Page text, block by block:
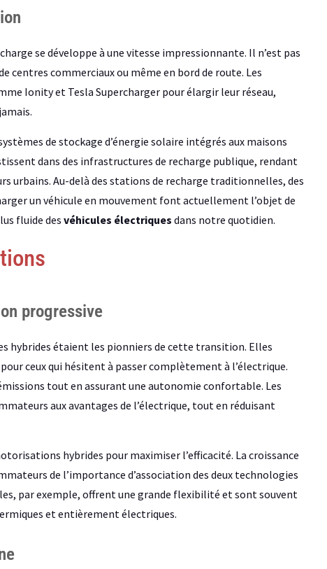
se développe à une vitesse impressionnante. Il n’est pas
centres commerciaux ou même en bord de route. Les
Ionity et Tesla Supercharger pour élargir leur réseau,
de stockage d’énergie solaire intégrés aux maisons
dans des infrastructures de recharge publique, rendant
urbains. Au-delà des stations de recharge traditionnelles, des
un véhicule en mouvement font actuellement l’objet de
fluide desvéhicules électriques dans notre quotidien.
progressive
hybrides étaient les pionniers de cette transition. Elles
ceux qui hésitent à passer complètement à l’électrique.
tout en assurant une autonomie confortable. Les
aux avantages de l’électrique, tout en réduisant
hybrides pour maximiser l’efficacité. La croissance
de l’importance d’association des deux technologies
par exemple, offrent une grande flexibilité et sont souvent
et entièrement électriques.